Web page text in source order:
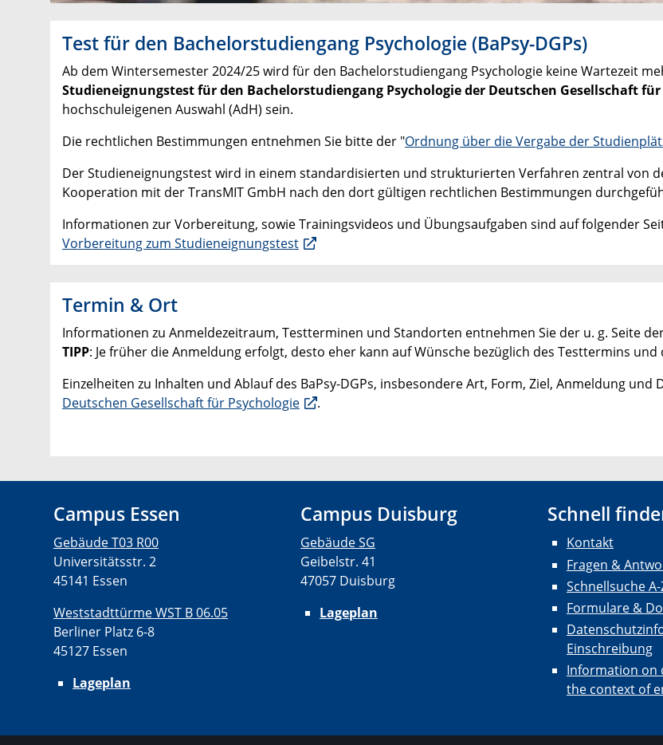
Test für den Bachelorstudiengang Psychologie (BaPsy-DGPs)
Ab dem Wintersemester 2024/25 wird für den Bachelorstudiengang Psychologie keine Wartezeit
Studieneignungstest für den Bachelorstudiengang Psychologie der Deutschen Gesellschaft für
hochschuleigenen Auswahl (AdH) sein.
Die rechtlichen Bestimmungen entnehmen Sie bitte der "Ordnung über die Vergabe der
Der Studieneignungstest wird in einem standardisierten und strukturierten Verfahren zentral von
Kooperation mit der TransMIT GmbH nach den dort gültigen rechtlichen Bestimmungen
Informationen zur Vorbereitung, sowie Trainingsvideos und Übungsaufgaben sind auf folgender
Vorbereitung zum Studieneignungstest
Termin & Ort
Informationen zu Anmeldezeitraum, Testterminen und Standorten entnehmen Sie der u. g. Seite
TIPP: Je früher die Anmeldung erfolgt, desto eher kann auf Wünsche bezüglich des Testtermins
Einzelheiten zu Inhalten und Ablauf des BaPsy-DGPs, insbesondere Art, Form, Ziel, Anmeldung
Deutschen Gesellschaft für Psychologie
.
Campus Essen
Gebäude T03 R00
Universitätsstr. 2
45141 Essen
Weststadttürme WST B 06.05
Berliner Platz 6-8
45127 Essen
Lageplan
Campus Duisburg
Gebäude SG
Geibelstr. 41
47057 Duisburg
Lageplan
Schnell
Kontakt
Fragen &
Schnellsuche A-
Formulare &
Einschreibung
Information on
the context of